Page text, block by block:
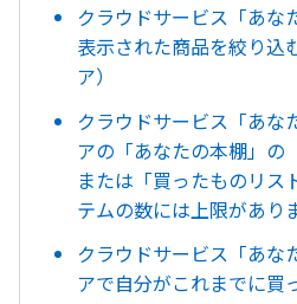
クラウドサービス「あな
表示された商品を絞り込
ア）
クラウドサービス「あな
アの「あなたの本棚」の
または「買ったものリス
テムの数には上限があり
クラウドサービス「あな
アで自分がこれまでに買